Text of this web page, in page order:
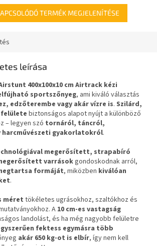
TERMÉK MEGJELENÍTÉSE
leírása
400x100x10 cm Airtrack kézi
sportszőnyeg, ami kiváló választás
edzőterembe vagy akár vízre is. Szilárd,
felületebiztonságos alapot nyújt a különböző
– legyen szó tornáról, táncról,
harcművészeti gyakorlatokról.
megerősített, strapabíró
varrásokgondoskodnak arról,
formáját, miközben kiválóan
.
mérettökéletes ugrásokhoz, szaltókhoz és
A 10 cm-es vastagság
landolást, és ha még nagyobb felületre
fektess egymásra több
akár 650 kg-ot is elbír, így nem kell